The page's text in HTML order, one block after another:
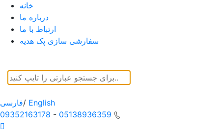
خانه
درباره ما
ارتباط با ما
سفارشی سازی پک هدیه
فارسی/ English
09352163178 - 05138936359